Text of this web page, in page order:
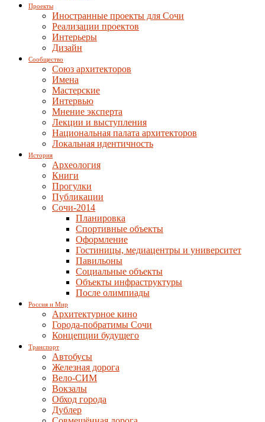
Проекты
Иностранные проекты для Сочи
Реализации проектов
Интерьеры
Дизайн
Сообщество
Союз архитекторов
Имена
Мастерские
Интервью
Мнение эксперта
Лекции и выступления
Национальная палата архитекторов
Локальная идентичность
История
Археология
Книги
Прогулки
Публикации
Сочи-2014
Планировка
Спортивные объекты
Оформление
Гостиницы, медиацентры и университет
Павильоны
Социальные объекты
Объекты инфраструктуры
После олимпиады
Россия и Мир
Архитектурное кино
Города-побратимы Сочи
Концепции будущего
Транспорт
Автобусы
Железная дорога
Вело-СИМ
Вокзалы
Обход города
Дублер